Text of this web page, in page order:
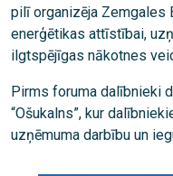
pilī organizēja Zemgales
enerģētikas attīstībai,
ilgtspējīgas nākotnes
Pirms foruma dalībnieki
“Ošukalns”, kur
uzņēmuma darbību un